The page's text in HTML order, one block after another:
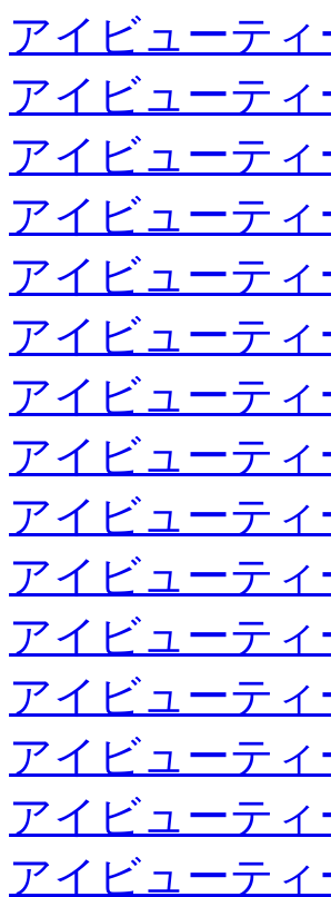
アイビューテ
アイビューテ
アイビューテ
アイビューテ
アイビューテ
アイビューテ
アイビューテ
アイビューテ
アイビューテ
アイビューテ
アイビューテ
アイビューテ
アイビューテ
アイビューテ
アイビューテ